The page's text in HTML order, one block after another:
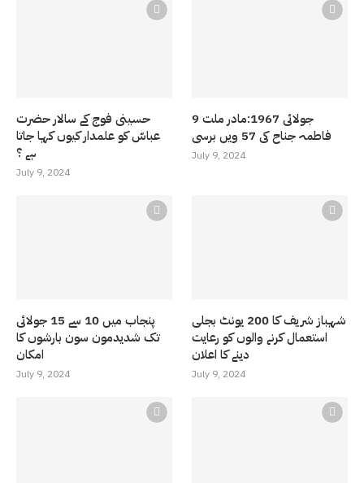
حسینی فوج کے سالار حضرت
عباسّ کو علمدار کیوں کہا جاتا
ہے ؟
July 9, 2024
9 جولائی 1967:مادر ملت
فاطمہ جناح کی 57 ویں برسی
July 9, 2024
پنجاب میں 10 سے 15 جولائی
تک شدیدمون سون بارشوں کا
امکان
July 9, 2024
شہباز شریف کا 200 یونٹ بجلی
استعمال کرنے والوں کو رعایت
دینے کا اعلان
July 9, 2024